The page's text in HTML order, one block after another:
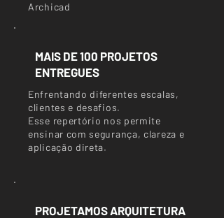
Archicad
MAIS DE 100 PROJETOS
ENTREGUES
Enfrentando diferentes escalas,
clientes e desafios.
Esse repertório nos permite
ensinar com segurança, clareza e
aplicação direta.
PROJETAMOS ARQUITETURA